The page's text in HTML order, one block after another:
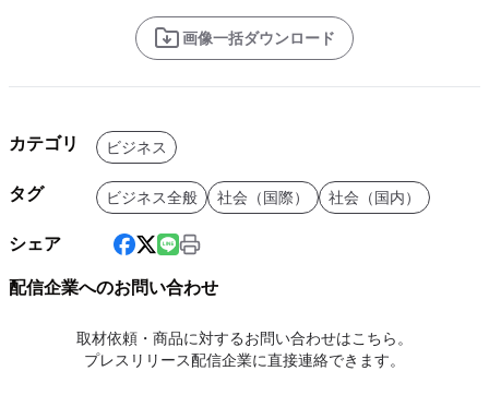
画像一括ダウンロード
カテゴリ ビジネス
タグ ビジネス全般 社会（国際） 社会（国内）
シェア
配信企業へのお問い合わせ
取材依頼・商品に対するお問い合わせはこちら。
プレスリリース配信企業に直接連絡できます。